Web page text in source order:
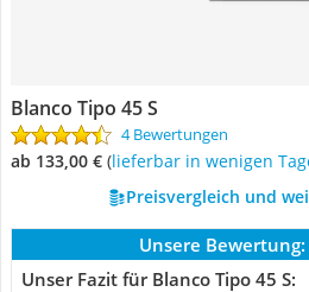
Blanco Tipo 45 S
4 Bewertungen
ab 133,00 € ( Lieferbar in wenigen
Preisvergleich und
Unsere Bewertung:
Unser Fazit für Blanco Tipo 45 S: